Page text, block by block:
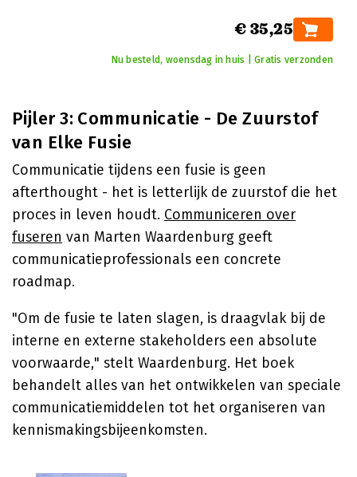
€ 35,25
Nu besteld, woensdag in huis | Gratis verzonden
Pijler 3: Communicatie - De Zuurstof
van Elke Fusie
Communicatie tijdens een fusie is geen
afterthought - het is letterlijk de zuurstof die het
proces in leven houdt. Communiceren over
fuseren van Marten Waardenburg geeft
communicatieprofessionals een concrete
roadmap.
"Om de fusie te laten slagen, is draagvlak bij de
interne en externe stakeholders een absolute
voorwaarde," stelt Waardenburg. Het boek
behandelt alles van het ontwikkelen van speciale
communicatiemiddelen tot het organiseren van
kennismakingsbijeenkomsten.